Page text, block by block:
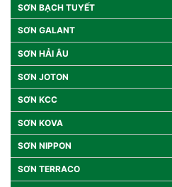
SƠN BẠCH TUYẾT
SƠN GALANT
SƠN HẢI ÂU
SƠN JOTON
SƠN KCC
SƠN KOVA
SƠN NIPPON
SƠN TERRACO